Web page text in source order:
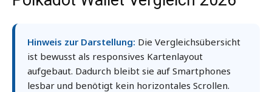
Hinweis zur Darstellung: Die Vergleichsübersicht
ist bewusst als responsives Kartenlayout
aufgebaut. Dadurch bleibt sie auf Smartphones
lesbar und benötigt kein horizontales Scrollen.